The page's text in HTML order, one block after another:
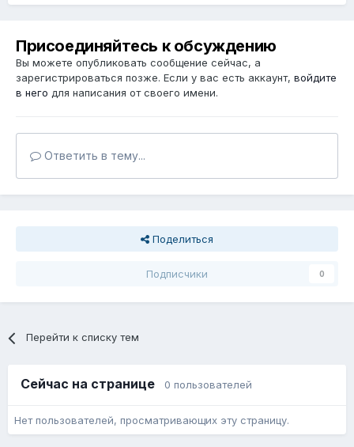
Присоединяйтесь к обсуждению
Вы можете опубликовать сообщение сейчас, а
зарегистрироваться позже. Если у вас есть аккаунт, войдите
в него для написания от своего имени.
Ответить в тему...
Поделиться
Подписчики 0
Перейти к списку тем
Сейчас на странице 0 пользователей
Нет пользователей, просматривающих эту страницу.